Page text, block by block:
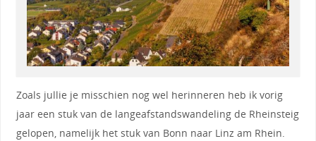
Zoals jullie je misschien nog wel herinneren heb ik vorig
jaar een stuk van de langeafstandswandeling de Rheinsteig
gelopen, namelijk het stuk van Bonn naar Linz am Rhein.